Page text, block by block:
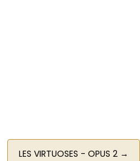
LES VIRTUOSES - OPUS 2→